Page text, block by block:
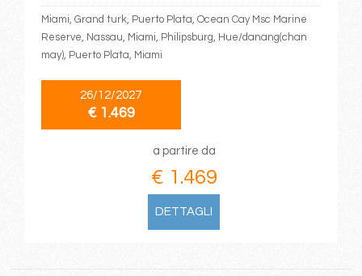
Miami, Grand turk, Puerto Plata, Ocean Cay Msc Marine
Reserve, Nassau, Miami, Philipsburg, Hue/danang(chan
may), Puerto Plata, Miami
26/12/2027
€ 1.469
a partire da
€ 1.469
DETTAGLI